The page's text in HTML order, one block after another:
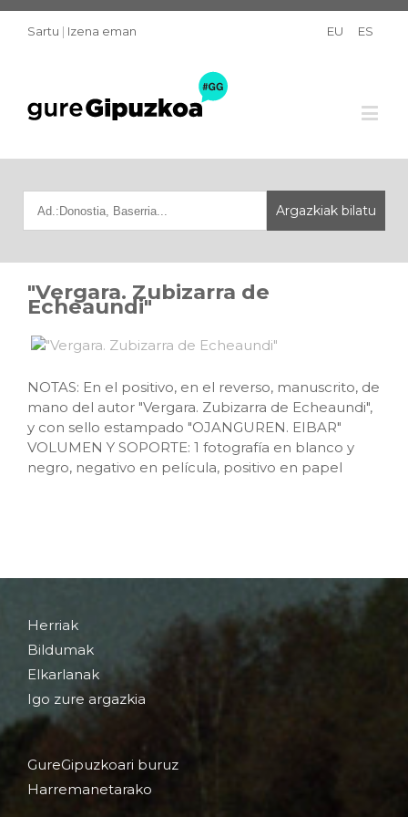
Sartu | Izena eman EU ES
"Vergara. Zubizarra de
Echeaundi"
NOTAS: En el positivo, en el reverso, manuscrito, de
mano del autor "Vergara. Zubizarra de Echeaundi",
y con sello estampado "OJANGUREN. EIBAR"
VOLUMEN Y SOPORTE: 1 fotografía en blanco y
negro, negativo en película, positivo en papel
Herriak
Bildumak
Elkarlanak
Igo zure argazkia
GureGipuzkoari buruz
Harremanetarako